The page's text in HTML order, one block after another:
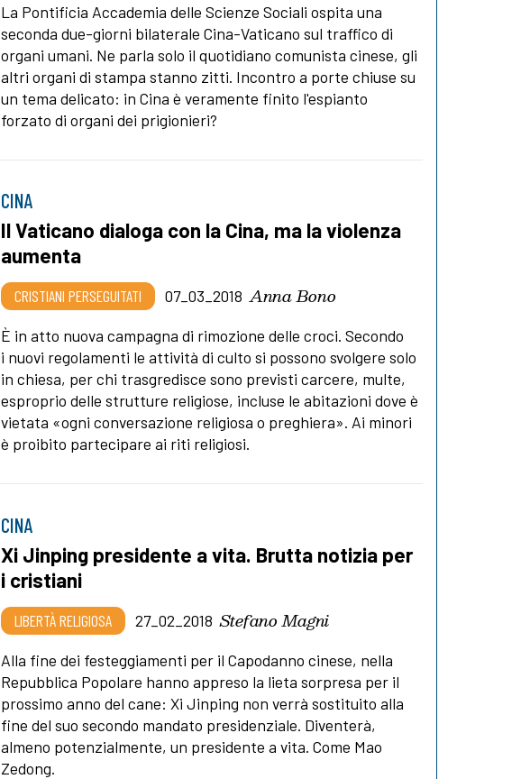
La Pontificia Accademia delle Scienze Sociali ospita una
seconda due-giorni bilaterale Cina-Vaticano sul traffico di
organi umani. Ne parla solo il quotidiano comunista cinese, gli
altri organi di stampa stanno zitti. Incontro a porte chiuse su
un tema delicato: in Cina è veramente finito l'espianto
forzato di organi dei prigionieri?
CINA
Il Vaticano dialoga con la Cina, ma la violenza
aumenta
CRISTIANI PERSEGUITATI 07_03_2018 Anna Bono
È in atto nuova campagna di rimozione delle croci. Secondo
i nuovi regolamenti le attività di culto si possono svolgere solo
in chiesa, per chi trasgredisce sono previsti carcere, multe,
esproprio delle strutture religiose, incluse le abitazioni dove è
vietata «ogni conversazione religiosa o preghiera». Ai minori
è proibito partecipare ai riti religiosi.
CINA
Xi Jinping presidente a vita. Brutta notizia per
i cristiani
LIBERTÀ RELIGIOSA 27_02_2018 Stefano Magni
Alla fine dei festeggiamenti per il Capodanno cinese, nella
Repubblica Popolare hanno appreso la lieta sorpresa per il
prossimo anno del cane: Xi Jinping non verrà sostituito alla
fine del suo secondo mandato presidenziale. Diventerà,
almeno potenzialmente, un presidente a vita. Come Mao
Zedong.